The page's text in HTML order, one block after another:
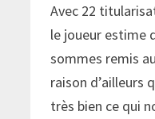
Avec 22
le joueur estime
sommes remis
raison d’ailleurs
très bien ce qui